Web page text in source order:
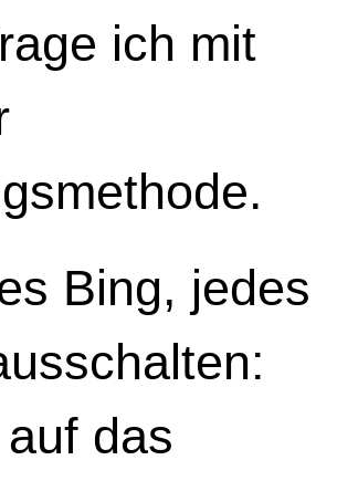
ich mit
Bing, jedes
das